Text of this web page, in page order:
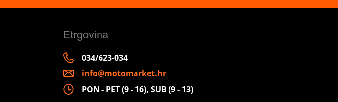
Etrgovina
034/623-034
info@motomarket.hr
PON - PET (9 - 16), SUB (9 - 13)